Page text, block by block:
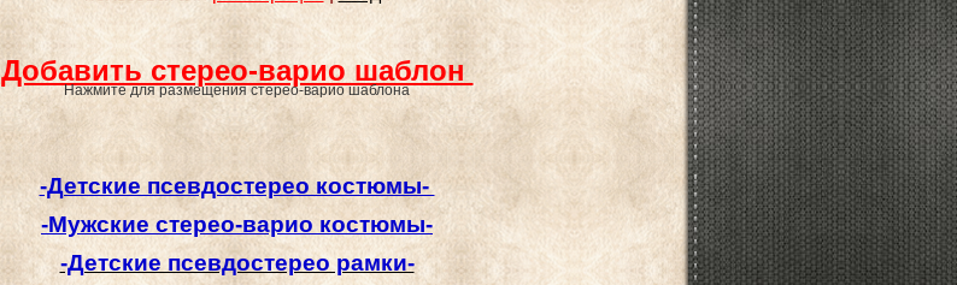
Добавить стерео-варио шаблон
Нажмите для размещения стерео-варио шаблона
-Детские псевдостерео костюмы-
-Мужские стерео-варио костюмы-
-Детские псевдостерео рамки-